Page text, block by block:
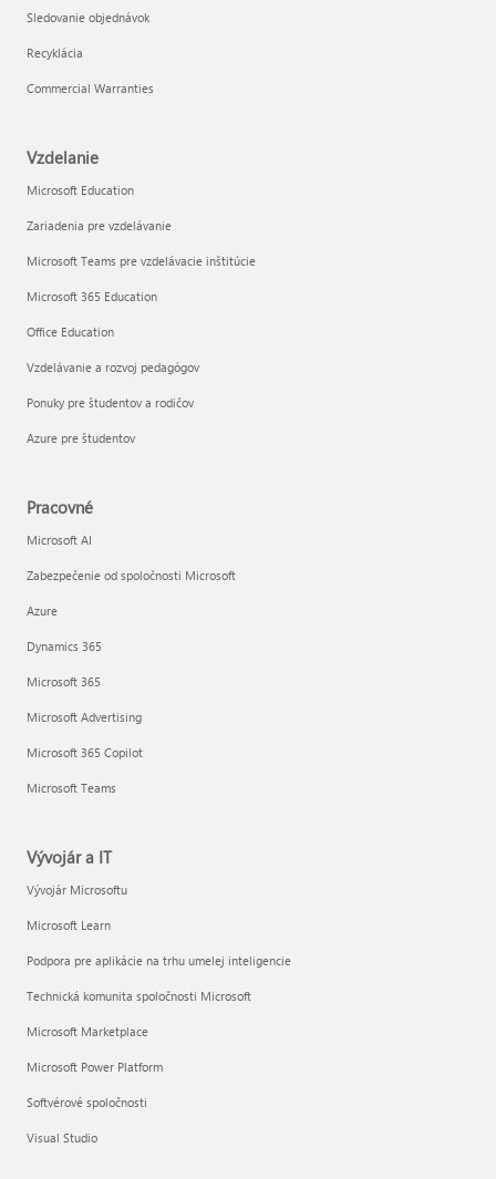
Sledovanie objednávok
Recyklácia
Commercial Warranties
Vzdelanie
Microsoft Education
Zariadenia pre vzdelávanie
Microsoft Teams pre vzdelávacie inštitúcie
Microsoft 365 Education
Office Education
Vzdelávanie a rozvoj pedagógov
Ponuky pre študentov a rodičov
Azure pre študentov
Pracovné
Microsoft AI
Zabezpečenie od spoločnosti Microsoft
Azure
Dynamics 365
Microsoft 365
Microsoft Advertising
Microsoft 365 Copilot
Microsoft Teams
Vývojár a IT
Vývojár Microsoftu
Microsoft Learn
Podpora pre aplikácie na trhu umelej inteligencie
Technická komunita spoločnosti Microsoft
Microsoft Marketplace
Microsoft Power Platform
Softvérové spoločnosti
Visual Studio